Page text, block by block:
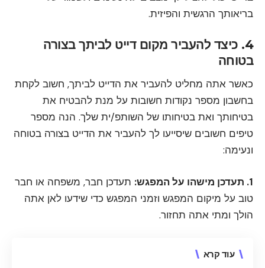
בריאותך הרגשית והפיזית.
4. כיצד להעביר מקום דייט לביתך בצורה
בטוחה
כאשר אתה מחליט להעביר את הדייט לביתך, חשוב לקחת
בחשבון מספר נקודות חשובות על מנת להבטיח את
בטיחותך ואת בטיחותו של השותפ/ית שלך. הנה מספר
טיפים חשובים שיסייעו לך להעביר את הדייט בצורה בטוחה
ונעימה:
1. תעדכן מישהו על המפגש:
תעדכן חבר, משפחה או חבר
טוב על מיקום המפגש וזמני המפגש כדי שידעו לאן אתה
הולך ומתי אתה תחזור.
עוד קרא